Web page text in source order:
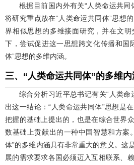
根据目前国内外有关“人类命运共同
将研究重点放在“人类命运共同体”思想
界相似思想的多维接面研究，并在文
下，尝试促进这一思想跨文化传播和国
体”思想的多维内涵。
三、“人类命运共同体”的多维
综合分析习近平总书记有关“人类
出这一结论：“人类命运共同体”思想是
把握的基础上提出的，也是在综合世界
数基础上贡献出的一种中国智慧和方案
体”的多维内涵具有非常重大的意义。这
展的需求要求各国必须迈入互相联系、